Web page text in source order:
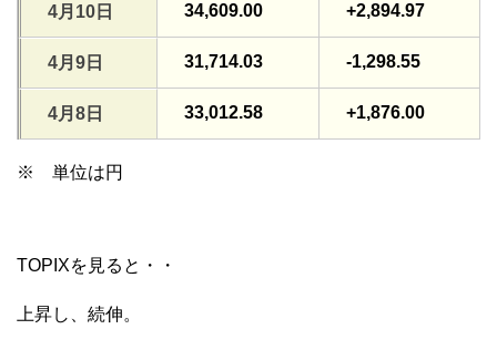
4月10日 34,609.00 +2,894.97
4月9日 31,714.03 -1,298.55
4月8日 33,012.58 +1,876.00
※ 単位は円
TOPIXを見ると・・
上昇し、続伸。